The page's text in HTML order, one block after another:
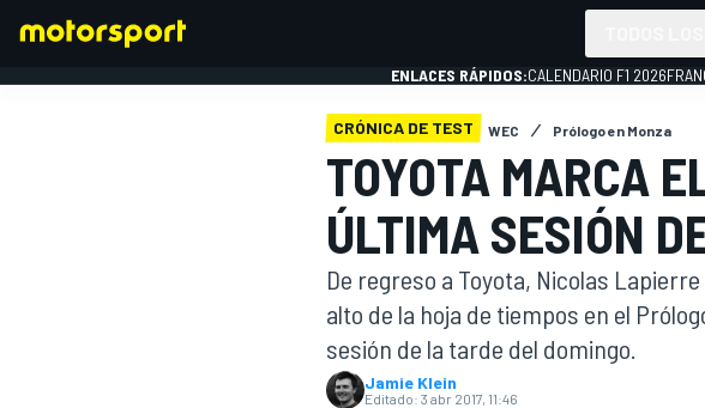
ENLACES RÁPIDOS:CALENDARIO F1 2026
CRÓNICA DE TEST WEC Prólogo en Monza
TOYOTA MARCA
ÚLTIMA SESIÓN
De regreso a Toyota, Nicolas
alto de la hoja de tiempos en el
sesión de la tarde del domingo.
Jamie Klein
Editado: 3 abr 2017, 11:46